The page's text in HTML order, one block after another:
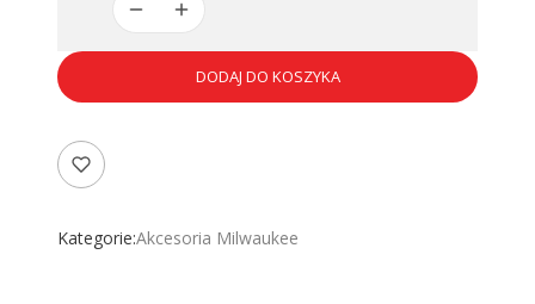
DODAJ DO KOSZYKA
Kategorie:Akcesoria Milwaukee